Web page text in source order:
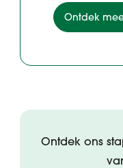
Ontdek
Ontdek ons